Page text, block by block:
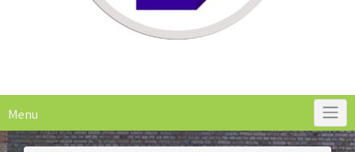
Menu